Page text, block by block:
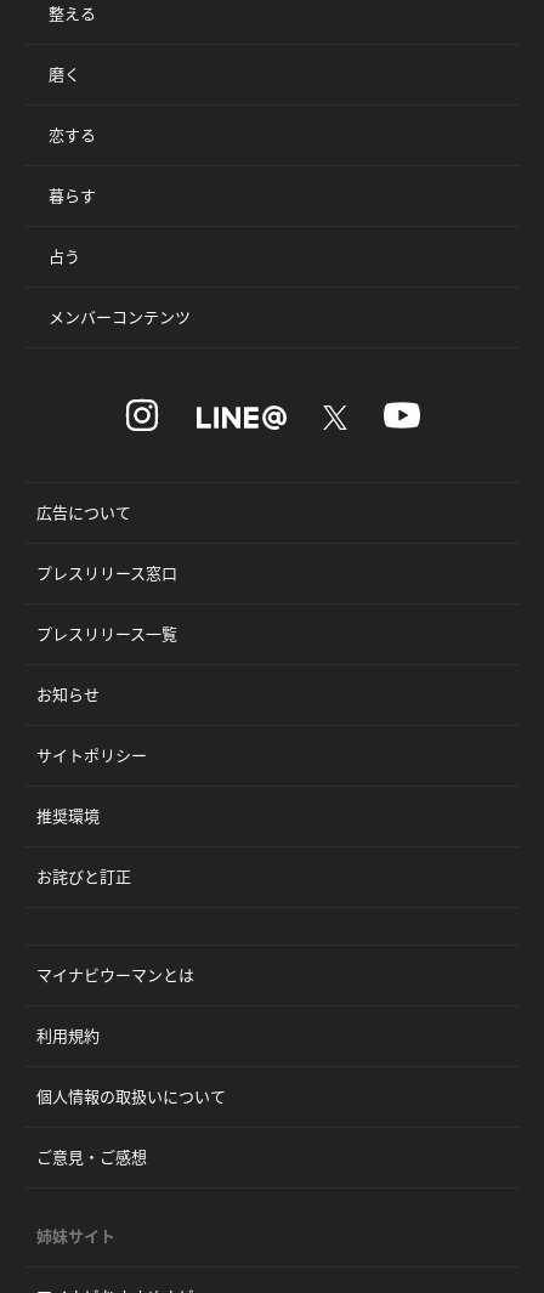
整える
磨く
恋する
暮らす
占う
メンバーコンテンツ
広告について
プレスリリース窓口
プレスリリース一覧
お知らせ
サイトポリシー
推奨環境
お詫びと訂正
マイナビウーマンとは
利用規約
個人情報の取扱いについて
ご意見・ご感想
姉妹サイト